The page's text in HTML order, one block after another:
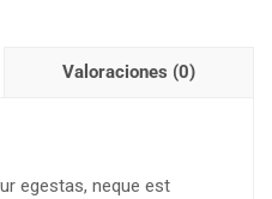
Valoraciones (0)
egestas, neque est